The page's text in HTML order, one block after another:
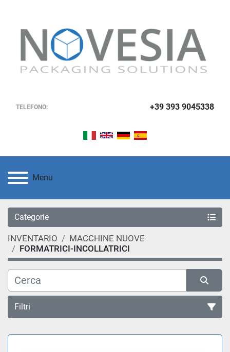
TELEFONO: +39 393 9045338
Menu
Categorie
INVENTARIO
MACCHINE NUOVE
FORMATRICI-INCOLLATRICI
Filtri
Ordina per